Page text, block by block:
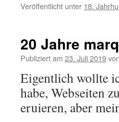
Veröffentlicht unter 18.
20 Jahre
Publiziert am 23. Juli 2019von
Eigentlich wollte
habe, Webseiten
eruieren, aber